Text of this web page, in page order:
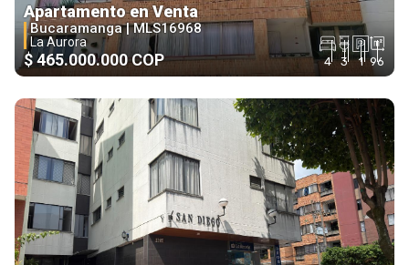
Apartamento en Venta
Bucaramanga |MLS16968
La Aurora
$ 465.000.000 COP 4 3 1 96